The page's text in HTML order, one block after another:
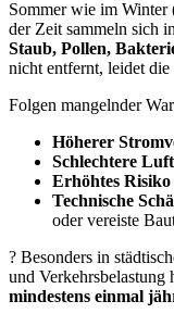
Sommer wie im
der Zeit sammeln sich
Staub, Pollen,
nicht entfernt, leidet
Folgen mangelnder
Höherer
Schlechtere
Erhöhtes
Technische
oder vereiste
? Besonders in
und Verkehrsbelastung
mindestens einmal